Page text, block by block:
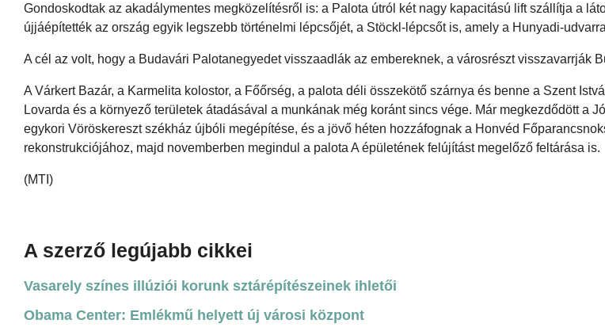
Gondoskodtak az akadálymentes megközelítésről is: a Palota útról két nagy kapacitású lift szállítja a
újjáépítették az ország egyik legszebb történelmi lépcsőjét, a Stöckl-lépcsőt is, amely a Hunyadi-
A cél az volt, hogy a Budavári Palotanegyedet visszaadlák az embereknek, a városrészt visszavarrják
A Várkert Bazár, a Karmelita kolostor, a Főőrség, a palota déli összekötő szárnya és benne a Szent
Lovarda és a környező területek átadásával a munkának még koránt sincs vége. Már megkezdődött a
egykori Vöröskereszt székház újbóli megépítése, és a jövő héten hozzáfognak a Honvéd
rekonstrukciójához, majd novemberben megindul a palota A épületének felújítást megelőző feltárása is.
(MTI)
A szerző legújabb cikkei
Vasarely színes illúziói korunk sztárépítészeinek ihletői
Obama Center: Emlékmű helyett új városi központ